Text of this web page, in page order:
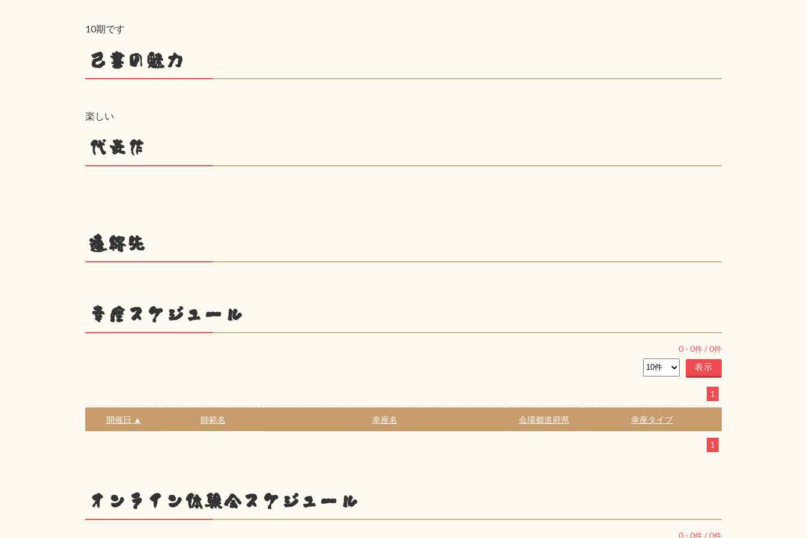
10期です
己書の魅力
楽しい
代表作
連絡先
幸座スケジュール
0 - 0件 /0件
1
開催日 ▲ 師範名 幸座名 会場都道府県 幸座タイプ
1
オンライン体験会スケジュール
0 - 0件 /0件